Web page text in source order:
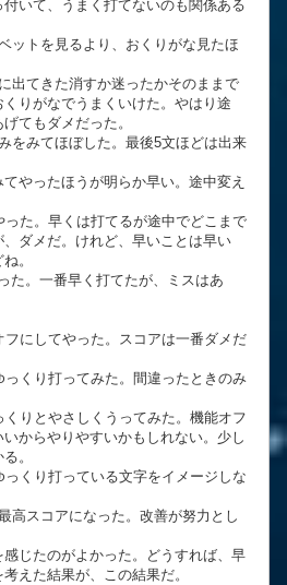
いて、うまく打てないのも関係ある
トを見るより、おくりがな見たほ
てきた消すか迷ったかそのままで
りがなでうまくいけた。やはり途
てもダメだった。
をみてほぼした。最後5文ほどは出来
やったほうが明らか早い。途中変え
た。早くは打てるが途中でどこまで
、ダメだ。けれど、早いことは早い
。
た。一番早く打てたが、ミスはあ
にしてやった。スコアは一番ダメだ
くり打ってみた。間違ったときのみ
りとやさしくうってみた。機能オフ
からやりやすいかもしれない。少し
。
くり打っている文字をイメージしな
高スコアになった。改善が努力とし
じたのがよかった。どうすれば、早
えた結果が、この結果だ。